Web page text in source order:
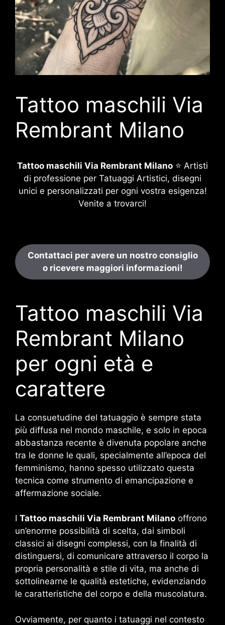
Tattoo maschili Via
Rembrant Milano
Tattoo maschili Via Rembrant Milano ⭐ Artisti
di professione per Tatuaggi Artistici, disegni
unici e personalizzati per ogni vostra esigenza!
Venite a trovarci!
Contattaci per avere un nostro consiglio
o ricevere maggiori informazioni!
Tattoo maschili Via
Rembrant Milano
per ogni età e
carattere
La consuetudine del tatuaggio è sempre stata
più diffusa nel mondo maschile, e solo in epoca
abbastanza recente è divenuta popolare anche
tra le donne le quali, specialmente all’epoca del
femminismo, hanno spesso utilizzato questa
tecnica come strumento di emancipazione e
affermazione sociale.
I Tattoo maschili Via Rembrant Milano offrono
un’enorme possibilità di scelta, dai simboli
classici ai disegni complessi, con la finalità di
distinguersi, di comunicare attraverso il corpo la
propria personalità e stile di vita, ma anche di
sottolinearne le qualità estetiche, evidenziando
le caratteristiche del corpo e della muscolatura.
Ovviamente, per quanto i tatuaggi nel contesto